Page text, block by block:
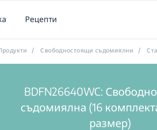
Рецепти
/ Свободностоящи съдомиялни /
BDFN26640WC:
съдомиялна (16
размер)